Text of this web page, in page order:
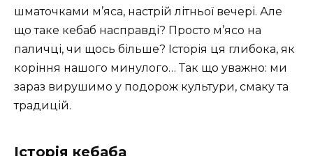
шматочками м’яса, настрій літньої вечері. Але
що таке кебаб насправді? Просто м’ясо на
паличці, чи щось більше? Історія ця глибока, як
коріння нашого минулого… Так що уважно: ми
зараз вирушимо у подорож культури, смаку та
традицій.
Історія кебаба